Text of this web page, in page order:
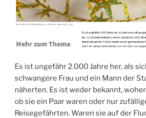
Es ist ungefähr 2.000 Jahre her, als
schwangere Frau und ein Mann der
näherten. Es ist weder bekannt,
ob sie ein Paar waren oder nur
Reisegefährten. Waren sie auf der